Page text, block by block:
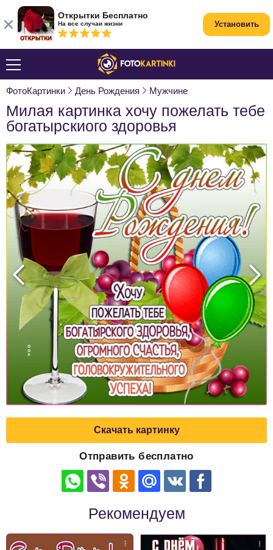
ФотоКартинки День Рождения Мужчине
Милая картинка хочу пожелать тебе
богатырскиого здоровья
Скачать картинку
Отправить бесплатно
Рекомендуем
Открытки Бесплатно
На все случаи жизни Установить